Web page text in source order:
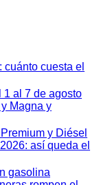
cuesta el
al 7 de agosto
Magna y
y Diésel
así queda el
gasolina